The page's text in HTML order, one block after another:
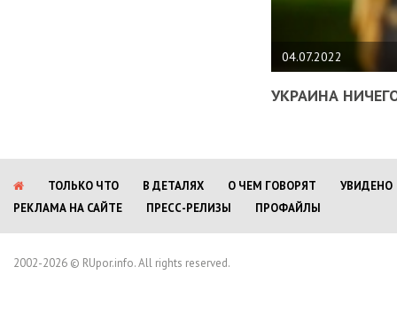
04.07.2022
УКРАИНА
ТОЛЬКО ЧТО В ДЕТАЛЯХ О ЧЕМ ГОВОРЯТ
УВИДЕНО
РЕКЛАМА НА САЙТЕ
ПРЕСС-РЕЛИЗЫ ПРОФАЙЛЫ
2002-2026 © RUpor.info. All rights reserved.